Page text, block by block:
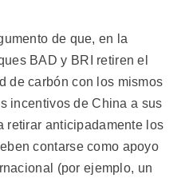
de que, en la
BAD y BRI retiren el
de carbón con los mismos
incentivos de China a sus
retirar anticipadamente los
contarse como apoyo
(por ejemplo, un